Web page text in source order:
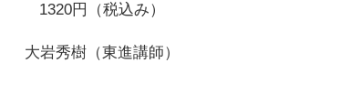
1320円（税込み）
大岩秀樹（東進講師）